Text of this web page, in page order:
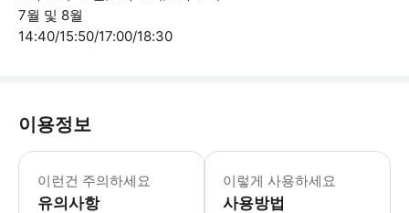
7월 및 8월
14:40/15:50/17:00/18:30
이용정보
이런건 주의하세요
유의사항
기상 상황이 특히 좋지 않을 경우 환
이렇게 사용하세요
사용방법